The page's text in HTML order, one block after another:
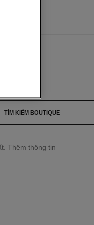
TÌM KIẾM BOUTIQUE
Thêm thông tin